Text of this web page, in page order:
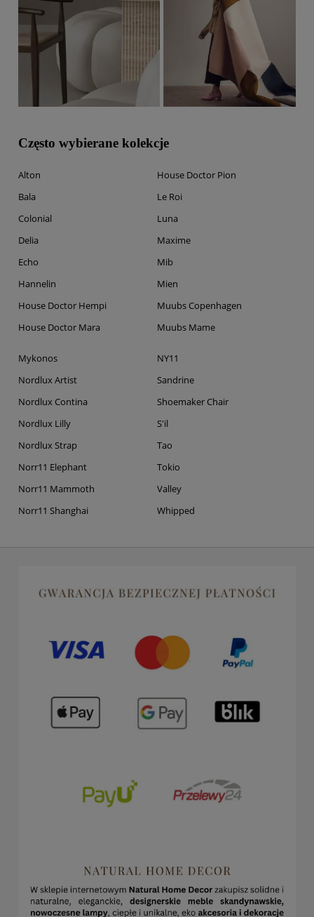
Często wybierane kolekcje
Alton
Bala
Colonial
Delia
Echo
Hannelin
House Doctor Hempi
House Doctor Mara
House Doctor Pion
Le Roi
Luna
Maxime
Mib
Mien
Muubs Copenhagen
Muubs Mame
Mykonos
Nordlux Artist
Nordlux Contina
Nordlux Lilly
Nordlux Strap
Norr11 Elephant
Norr11 Mammoth
Norr11 Shanghai
NY11
Sandrine
Shoemaker Chair
S'il
Tao
Tokio
Valley
Whipped